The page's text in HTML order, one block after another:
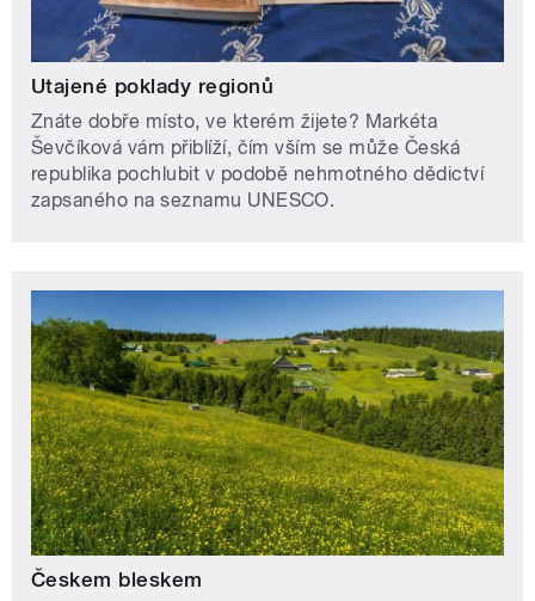
Utajené poklady regionů
Znáte dobře místo, ve kterém žijete? Markéta
Ševčíková vám přiblíží, čím vším se může Česká
republika pochlubit v podobě nehmotného dědictví
zapsaného na seznamu UNESCO.
Českem bleskem